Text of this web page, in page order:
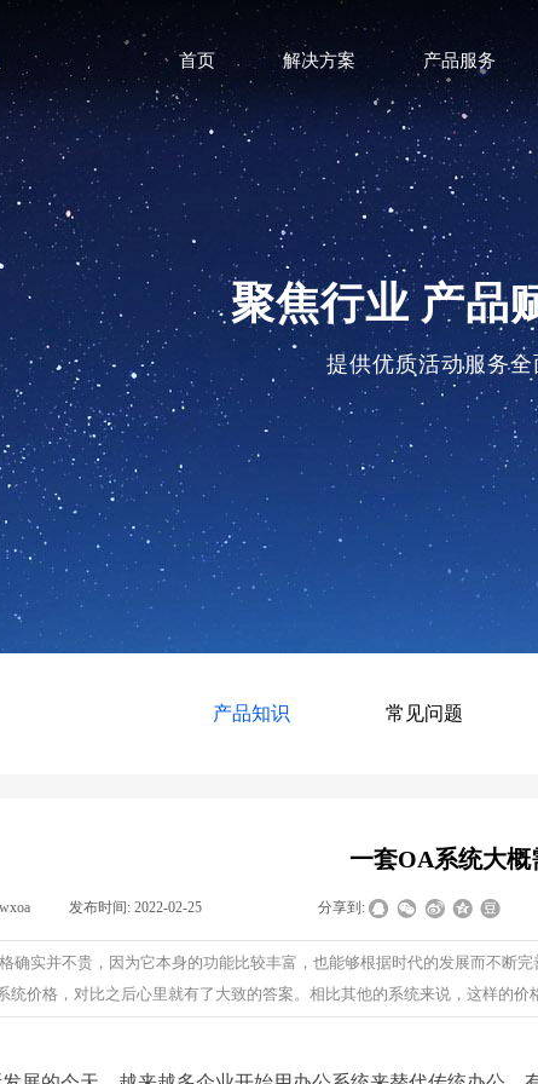
聚焦行业 产品
首页 解决方案 产品服务
提供优质活动服务
产品知识 常见问题
一套OA系统大概
wxoa 发布时间: 2022-02-25 分享到:
确实并不贵，因为它本身的功能比较丰富，也能够根据时代的发展而不断
统价格，对比之后心里就有了大致的答案。相比其他的系统来说，这样的价